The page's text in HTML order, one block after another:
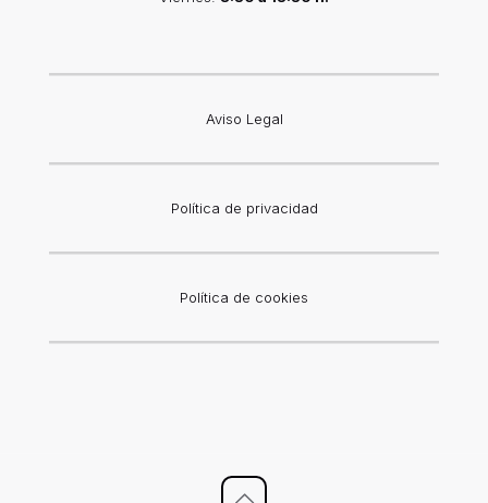
Aviso Legal
Política de privacidad
Política de cookies